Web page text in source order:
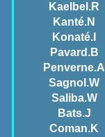
Kaelbel.R
Kanté.N
Konaté.I
Pavard.B
Penverne.A
Sagnol.W
Saliba.W
Bats.J
Coman.K